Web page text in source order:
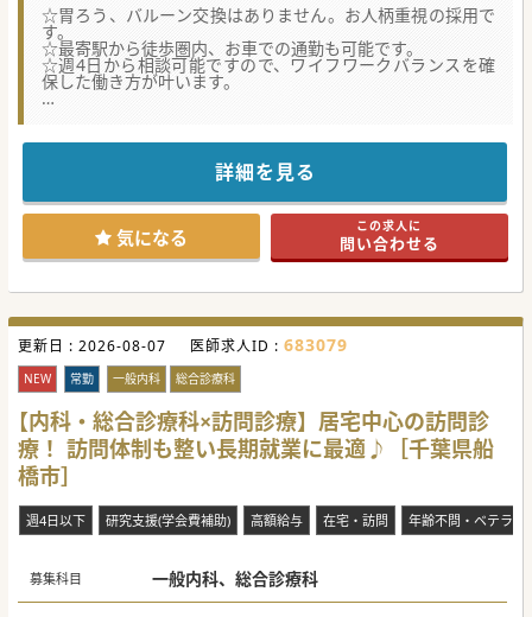
☆胃ろう、バルーン交換はありません。お人柄重視の採用で
す。
☆最寄駅から徒歩圏内、お車での通勤も可能です。
☆週4日から相談可能ですので、ワイフワークバランスを確
保した働き方が叶います。
組んでいます。
モデルケースとしては、精神科医による診療月1回＋内科医
他領域はもう1人の医師が対応しますので、先生の領域のみ
をお願いします。
医療度の低い患者が中心なので、業務負担は少なめです。
今までのご経験や科目は問わず、お人柄重視の選考となりま
す。
#春入職可 #秋入職可
詳細を見る
気になる この求人に
問い合わせる
更新日 : 2026-08-07 医師求人ID : 683079
NEW 常勤 一般内科 総合診療科
【内科・総合診療科×訪問診療】居宅中心の訪問診
療！ 訪問体制も整い長期就業に最適♪［千葉県船
橋市］
週4日以下 研究支援(学会費補助) 高額給与 在宅・訪問 年齢不問・ベテラン
募集科目 一般内科、総合診療科